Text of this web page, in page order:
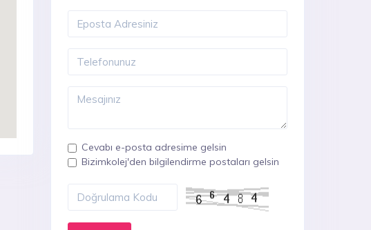
Cevabı e-posta adresime gelsin
Bizimkolej'den bilgilendirme postaları gelsin